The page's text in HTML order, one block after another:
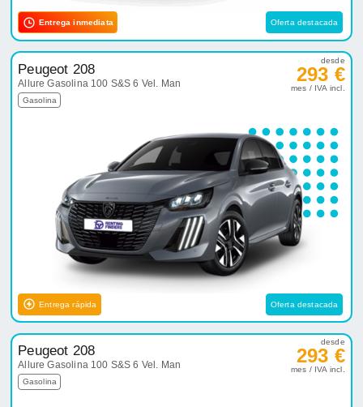
Entrega inmediata Oferta destacada
Peugeot 208
Allure Gasolina 100 S&S 6 Vel. Man
Gasolina
desde
293 €
mes / IVA incl.
Entrega rápida Oferta destacada
Peugeot 208
Allure Gasolina 100 S&S 6 Vel. Man
Gasolina
desde
293 €
mes / IVA incl.